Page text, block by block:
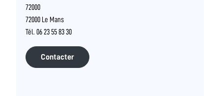
72000
72000 Le Mans
Tél. 06 23 55 83 30
Contacter